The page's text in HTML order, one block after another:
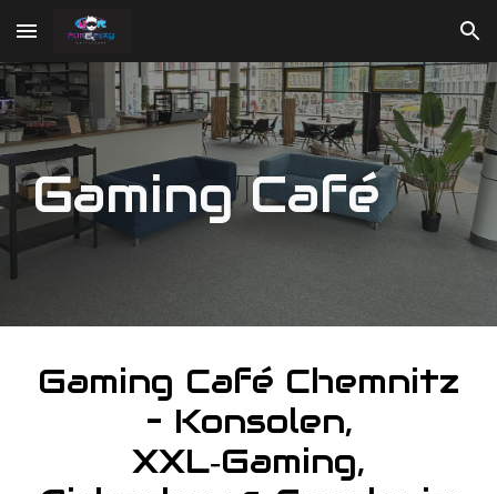
Skip to main content Skip to navigation
Gaming Café
Gaming Café Chemnitz
– Konsolen,
XXL‑Gaming,